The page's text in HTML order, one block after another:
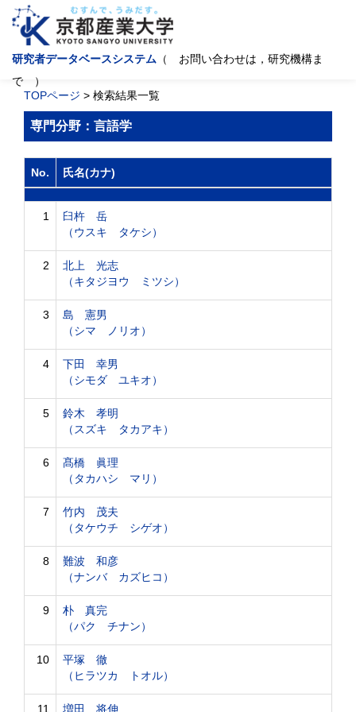
研究者データベースシステム （ お問い合わせは，研究機構ま
で ）
TOPページ > 検索結果一覧
専門分野：言語学
No. 氏名(カナ)
1
臼杵 岳
（ウスキ タケシ）
2
北上 光志
（キタジヨウ ミツシ）
3
島 憲男
（シマ ノリオ）
4
下田 幸男
（シモダ ユキオ）
5
鈴木 孝明
（スズキ タカアキ）
6
髙橋 眞理
（タカハシ マリ）
7
竹内 茂夫
（タケウチ シゲオ）
8
難波 和彦
（ナンバ カズヒコ）
9
朴 真完
（パク チナン）
10
平塚 徹
（ヒラツカ トオル）
11 増田 将伸